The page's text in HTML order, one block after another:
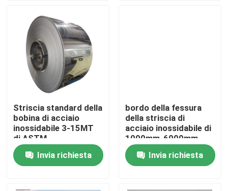
Giro della fabbrica
Controllo di qualità
Contattici
Richieda una citazione
Striscia standard della
bobina di acciaio
inossidabile 3-15MT
di ASTM
Invia richiesta
bordo della fessura
della striscia di
acciaio inossidabile di
1000mm-6000mm
Invia richiesta